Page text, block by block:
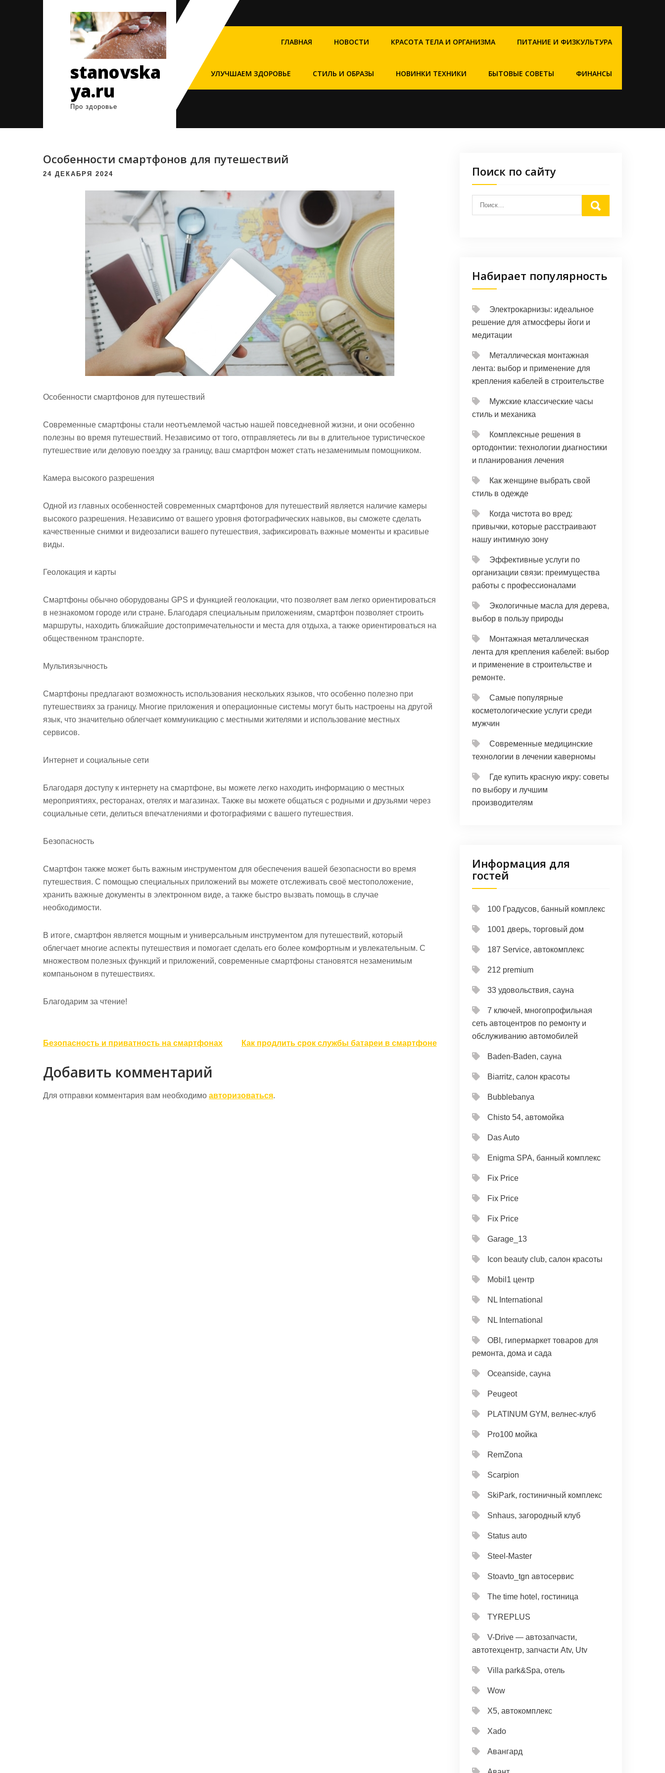
stanovska
ya.ru
Про здоровье
ГЛАВНАЯ НОВОСТИ КРАСОТА ТЕЛА И ОРГАНИЗМА ПИТАНИЕ И ФИЗКУЛЬТУРА
УЛУЧШАЕМ ЗДОРОВЬЕ СТИЛЬ И ОБРАЗЫ НОВИНКИ ТЕХНИКИ БЫТОВЫЕ СОВЕТЫ ФИНАНСЫ
Особенности смартфонов для путешествий
24 ДЕКАБРЯ 2024
Особенности смартфонов для путешествий
Современные смартфоны стали неотъемлемой частью нашей повседневной жизни, и они особенно
полезны во время путешествий. Независимо от того, отправляетесь ли вы в длительное туристическое
путешествие или деловую поездку за границу, ваш смартфон может стать незаменимым помощником.
Камера высокого разрешения
Одной из главных особенностей современных смартфонов для путешествий является наличие камеры
высокого разрешения. Независимо от вашего уровня фотографических навыков, вы сможете сделать
качественные снимки и видеозаписи вашего путешествия, зафиксировать важные моменты и красивые
виды.
Геолокация и карты
Смартфоны обычно оборудованы GPS и функцией геолокации, что позволяет вам легко ориентироваться
в незнакомом городе или стране. Благодаря специальным приложениям, смартфон позволяет строить
маршруты, находить ближайшие достопримечательности и места для отдыха, а также ориентироваться на
общественном транспорте.
Мультиязычность
Смартфоны предлагают возможность использования нескольких языков, что особенно полезно при
путешествиях за границу. Многие приложения и операционные системы могут быть настроены на другой
язык, что значительно облегчает коммуникацию с местными жителями и использование местных
сервисов.
Интернет и социальные сети
Благодаря доступу к интернету на смартфоне, вы можете легко находить информацию о местных
мероприятиях, ресторанах, отелях и магазинах. Также вы можете общаться с родными и друзьями через
социальные сети, делиться впечатлениями и фотографиями с вашего путешествия.
Безопасность
Смартфон также может быть важным инструментом для обеспечения вашей безопасности во время
путешествия. С помощью специальных приложений вы можете отслеживать своё местоположение,
хранить важные документы в электронном виде, а также быстро вызвать помощь в случае
необходимости.
В итоге, смартфон является мощным и универсальным инструментом для путешествий, который
облегчает многие аспекты путешествия и помогает сделать его более комфортным и увлекательным. С
множеством полезных функций и приложений, современные смартфоны становятся незаменимым
компаньоном в путешествиях.
Благодарим за чтение!
Навигация
записям
Безопасность и приватность на смартфонах Как продлить срок службы батареи в смартфоне
Добавить комментарий
Для отправки комментария вам необходимо авторизоваться.
Поиск по сайту
Набирает популярность
Электрокарнизы: идеальное
решение для атмосферы йоги и
медитации
Металлическая монтажная
лента: выбор и применение для
крепления кабелей в строительстве
Мужские классические часы
стиль и механика
Комплексные решения в
ортодонтии: технологии диагностики
и планирования лечения
Как женщине выбрать свой
стиль в одежде
Когда чистота во вред:
привычки, которые расстраивают
нашу интимную зону
Эффективные услуги по
организации связи: преимущества
работы с профессионалами
Экологичные масла для дерева,
выбор в пользу природы
Монтажная металлическая
лента для крепления кабелей: выбор
и применение в строительстве и
ремонте.
Самые популярные
косметологические услуги среди
мужчин
Современные медицинские
технологии в лечении каверномы
Где купить красную икру: советы
по выбору и лучшим
производителям
Информация для
гостей
100 Градусов, банный комплекс
1001 дверь, торговый дом
187 Service, автокомплекс
212 premium
33 удовольствия, сауна
7 ключей, многопрофильная
сеть автоцентров по ремонту и
обслуживанию автомобилей
Baden-Baden, сауна
Biarritz, салон красоты
Bubblebanya
Chisto 54, автомойка
Das Auto
Enigma SPA, банный комплекс
Fix Price
Fix Price
Fix Price
Garage_13
Icon beauty club, салон красоты
Mobil1 центр
NL International
NL International
OBI, гипермаркет товаров для
ремонта, дома и сада
Oceanside, сауна
Peugeot
PLATINUM GYM, велнес-клуб
Pro100 мойка
RemZona
Scarpion
SkiPark, гостиничный комплекс
Snhaus, загородный клуб
Status auto
Steel-Master
Stoavto_tgn автосервис
The time hotel, гостиница
TYREPLUS
V-Drive — автозапчасти,
автотехцентр, запчасти Atv, Utv
Villa park&Spa, отель
Wow
X5, автокомплекс
Xado
Авангард